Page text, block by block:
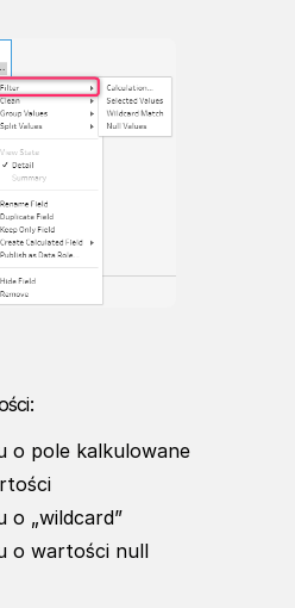
o pole kalkulowane
o „wildcard”
o wartości null